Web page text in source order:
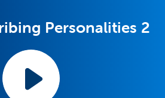
Personalities 2